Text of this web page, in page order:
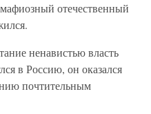
отечественный
ненавистью власть
в Россию, он оказался
почтительным